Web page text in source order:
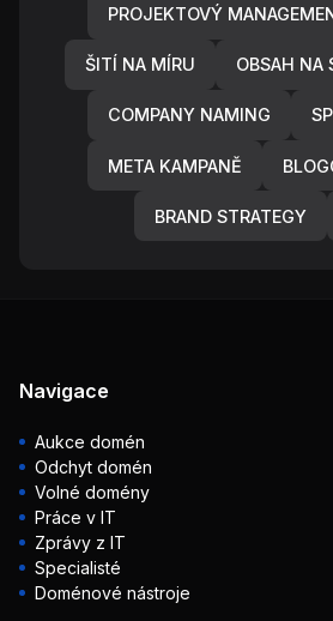
PROJEKTOVÝ
ŠITÍ NA MÍRU OBSAH NA
COMPANY NAMING
META KAMPANĚ
BRAND STRATEGY
Navigace
Aukce domén
Odchyt domén
Volné domény
Práce v IT
Zprávy z IT
Specialisté
Doménové nástroje